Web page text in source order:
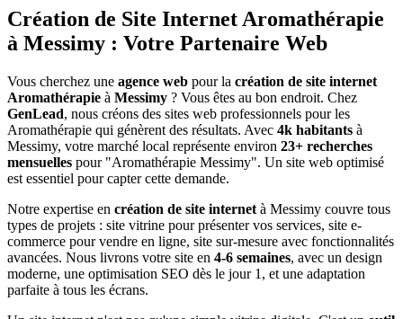
Création de Site Internet Aromathérapie
à Messimy : Votre Partenaire Web
Vous cherchez une agence web pour la création de site internet
Aromathérapie à Messimy ? Vous êtes au bon endroit. Chez
GenLead, nous créons des sites web professionnels pour les
Aromathérapie qui génèrent des résultats. Avec 4k habitants à
Messimy, votre marché local représente environ 23+ recherches
mensuelles pour "Aromathérapie Messimy". Un site web optimisé
est essentiel pour capter cette demande.
Notre expertise en création de site internet à Messimy couvre tous
types de projets : site vitrine pour présenter vos services, site e-
commerce pour vendre en ligne, site sur-mesure avec fonctionnalités
avancées. Nous livrons votre site en 4-6 semaines, avec un design
moderne, une optimisation SEO dès le jour 1, et une adaptation
parfaite à tous les écrans.